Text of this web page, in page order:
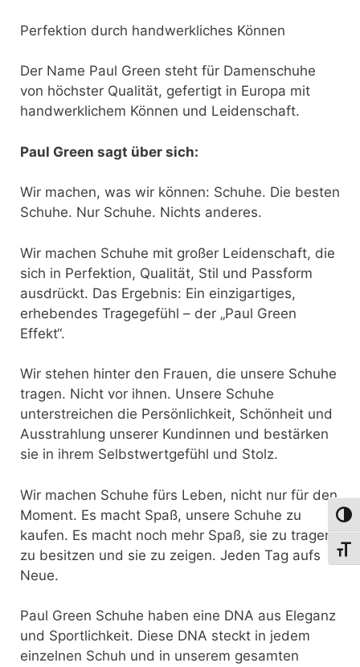
Perfektion durch handwerkliches Können
Der Name Paul Green steht für Damenschuhe
von höchster Qualität, gefertigt in Europa mit
handwerklichem Können und Leidenschaft.
Paul Green sagt über sich:
Wir machen, was wir können: Schuhe. Die besten
Schuhe. Nur Schuhe. Nichts anderes.
Wir machen Schuhe mit großer Leidenschaft, die
sich in Perfektion, Qualität, Stil und Passform
ausdrückt. Das Ergebnis: Ein einzigartiges,
erhebendes Tragegefühl – der „Paul Green
Effekt“.
Wir stehen hinter den Frauen, die unsere Schuhe
tragen. Nicht vor ihnen. Unsere Schuhe
unterstreichen die Persönlichkeit, Schönheit und
Ausstrahlung unserer Kundinnen und bestärken
sie in ihrem Selbstwertgefühl und Stolz.
Wir machen Schuhe fürs Leben, nicht nur für den
Moment. Es macht Spaß, unsere Schuhe zu
kaufen. Es macht noch mehr Spaß, sie zu tragen,
zu besitzen und sie zu zeigen. Jeden Tag aufs
Neue.
Paul Green Schuhe haben eine DNA aus Eleganz
und Sportlichkeit. Diese DNA steckt in jedem
einzelnen Schuh und in unserem gesamten